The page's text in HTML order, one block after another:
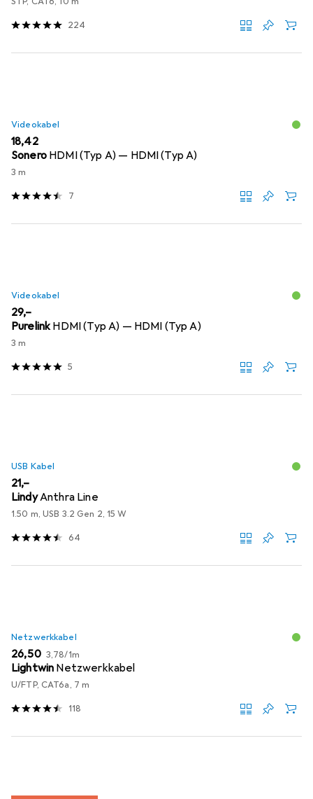
224
Videokabel
EUR
18,42
Sonero HDMI (Typ A) — HDMI (Typ A)
3 m
7
Videokabel
EUR
29,–
PurelinkHDMI (Typ A) — HDMI (Typ A)
3 m
5
USB Kabel
EUR
21,–
LindyAnthra Line
1.50 m, USB 3.2 Gen 2, 15 W
64
Netzwerkkabel
EUR
26,50 EUR
3,78/1m
Lightwin Netzwerkkabel
U/FTP, CAT6a, 7 m
118